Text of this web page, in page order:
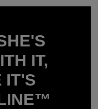
IT,
IT'S